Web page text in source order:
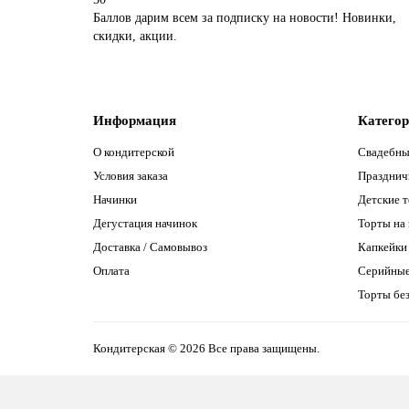
Баллов дарим всем за подписку на новости! Новинки,
скидки, акции.
Информация
О кондитерской
Условия заказа
Начинки
Дегустация начинок
Доставка / Самовывоз
Оплата
Детские
Торты на
Капкейки
Торты
Кондитерская © 2026 Все права защищены.